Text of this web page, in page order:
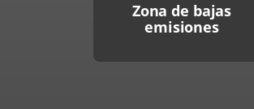
Zona de bajas
emisiones